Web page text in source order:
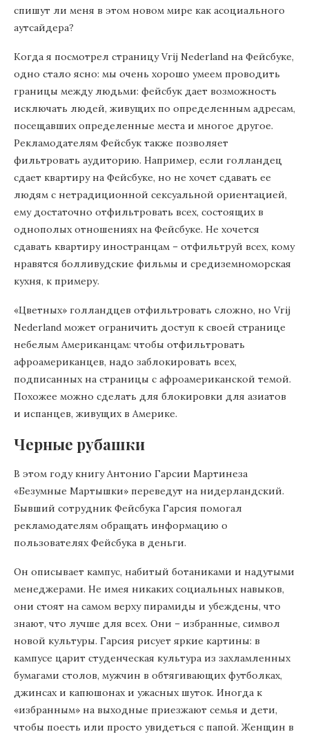
спишут ли меня в этом новом мире как асоциального
аутсайдера?
Когда я посмотрел страницу Vrij Nederland на Фейсбуке,
одно стало ясно: мы очень хорошо умеем проводить
границы между людьми: фейсбук дает возможность
исключать людей, живущих по определенным адресам,
посещавших определенные места и многое другое.
Рекламодателям Фейсбук также позволяет
фильтровать аудиторию. Например, если голландец
сдает квартиру на Фейсбуке, но не хочет сдавать ее
людям с нетрадиционной сексуальной ориентацией,
ему достаточно отфильтровать всех, состоящих в
однополых отношениях на Фейсбуке. Не хочется
сдавать квартиру иностранцам – отфильтруй всех, кому
нравятся болливудские фильмы и средиземноморская
кухня, к примеру.
«Цветных» голландцев отфильтровать сложно, но Vrij
Nederland может ограничить доступ к своей странице
небелым Американцам: чтобы отфильтровать
афроамериканцев, надо заблокировать всех,
подписанных на страницы с афроамериканской темой.
Похожее можно сделать для блокировки для азиатов
и испанцев, живущих в Америке.
Черные рубашки
В этом году книгу Антонио Гарсии Мартинеза
«Безумные Мартышки» переведут на нидерландский.
Бывший сотрудник Фейсбука Гарсия помогал
рекламодателям обращать информацию о
пользователях Фейсбука в деньги.
Он описывает кампус, набитый ботаниками и надутыми
менеджерами. Не имея никаких социальных навыков,
они стоят на самом верху пирамиды и убеждены, что
знают, что лучше для всех. Они – избранные, символ
новой культуры. Гарсия рисует яркие картины: в
кампусе царит студенческая культура из захламленных
бумагами столов, мужчин в обтягивающих футболках,
джинсах и капюшонах и ужасных шуток. Иногда к
«избранным» на выходные приезжают семья и дети,
чтобы поесть или просто увидеться с папой. Женщин в